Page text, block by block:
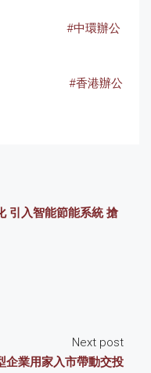
#中環辦公
#香港辦公
引入智能節能系統 搶
Next post
企業用家入市帶動交投